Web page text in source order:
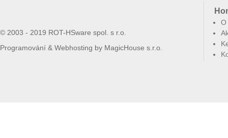
© 2003 - 2019 ROT-HSware spol. s r.o.
Programování & Webhosting by MagicHouse s.r.o.
O